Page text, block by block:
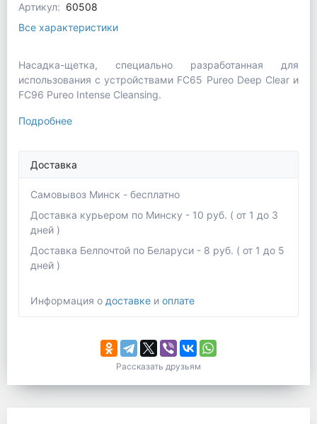
Артикул: 60508
Все характеристики
Насадка-щетка, специально разработанная для
использования с устройствами FC65 Pureo Deep Clear и
FC96 Pureo Intense Cleansing.
Подробнее
Доставка
Самовывоз Минск - бесплатно
Доставка курьером по Минску - 10 руб. ( от 1 до 3
дней )
Доставка Белпочтой по Беларуси - 8 руб. ( от 1 до 5
дней )
Информация о доставке и оплате
Рассказать друзьям